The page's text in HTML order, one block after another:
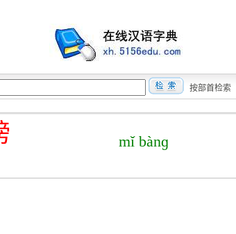
按部首检索
mǐ bànɡ